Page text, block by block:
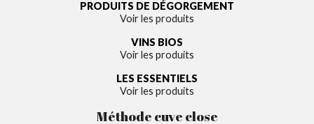
PRODUITS DE DÉGORGEMENT
Voir les produits
VINS BIOS
Voir les produits
LES ESSENTIELS
Voir les produits
Méthode cuve close